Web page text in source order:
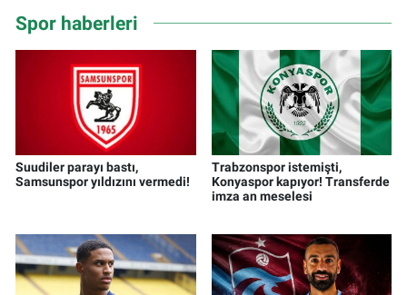
Spor haberleri
Suudiler parayı bastı,
Samsunspor yıldızını vermedi!
Trabzonspor istemişti,
Konyaspor kapıyor! Transferde
imza an meselesi